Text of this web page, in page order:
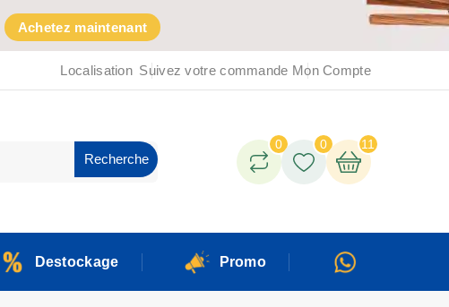
Achetez maintenant
Localisation Suivez votre commande Mon Compte
Recherche
0 0 11
Destockage Promo